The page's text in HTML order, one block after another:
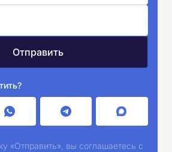
«Отправить», вы соглашаетесь с